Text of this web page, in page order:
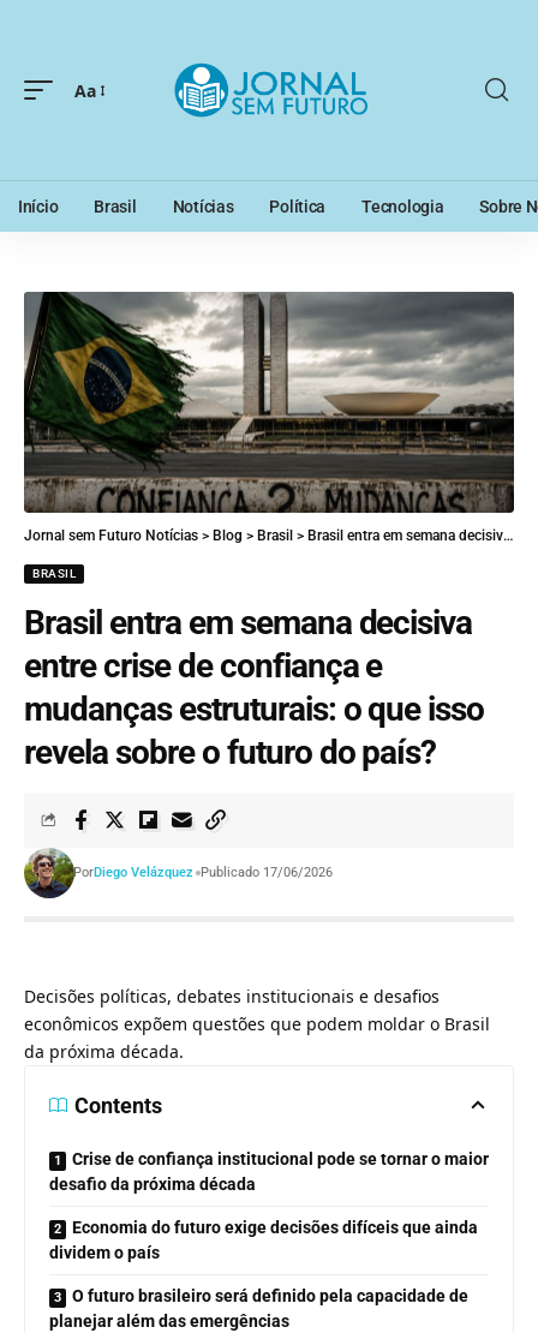
Aa
Início Brasil Notícias Política Tecnologia Sobre
Jornal sem Futuro Notícias > Blog > Brasil > Brasil entra em semana decisiva entre crise de confiança e mudanças estruturais: o que isso revela sobre o futuro do país?
BRASIL
Brasil entra em semana decisiva
entre crise de confiança e
mudanças estruturais: o que isso
revela sobre o futuro do país?
PorDiego Velázquez Publicado 17/06/2026
Decisões políticas, debates institucionais e desafios
econômicos expõem questões que podem moldar o Brasil
da próxima década.
Contents
Crise de confiança institucional pode se tornar o maior
desafio da próxima década
Economia do futuro exige decisões difíceis que ainda
dividem o país
O futuro brasileiro será definido pela capacidade de
planejar além das emergências